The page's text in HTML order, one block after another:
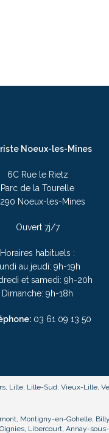
Noeux-les-Mines
6C Rue le Rietz
Parc de la Tourelle
Noeux-les-Mines
Ouvert 7j/7
Horaires habituels :
Lundi au jeudi: 9h-19h
et samedi: 9h-20h
Dimanche: 9h-18h
03 61 09 13 50
Lille, Lille-Sud, Vieux-Lille,
Montigny-en-Gohelle,
Libercourt, Annay-